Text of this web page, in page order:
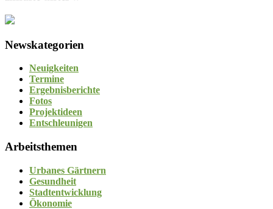
Newskategorien
Neuigkeiten
Termine
Ergebnisberichte
Fotos
Projektideen
Entschleunigen
Arbeitsthemen
Urbanes Gärtnern
Gesundheit
Stadtentwicklung
Ökonomie